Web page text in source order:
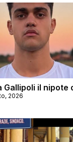
il nipote
2026